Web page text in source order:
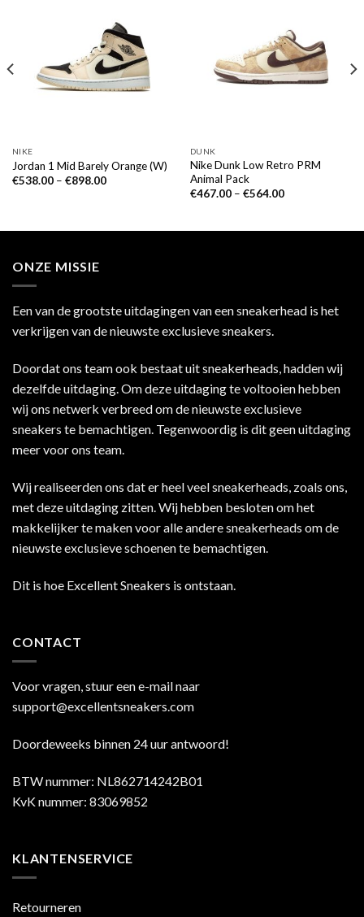
NIKE
Jordan 1 Mid Barely Orange (W)
€538.00– €898.00
DUNK
Nike Dunk Low Retro PRM
Animal Pack
€467.00– €564.00
ONZE MISSIE
Een van de grootste uitdagingen van een sneakerhead is het
verkrijgen van de nieuwste exclusieve sneakers.
Doordat ons team ook bestaat uit sneakerheads, hadden wij
dezelfde uitdaging. Om deze uitdaging te voltooien hebben
wij ons netwerk verbreed om de nieuwste exclusieve
sneakers te bemachtigen. Tegenwoordig is dit geen uitdaging
meer voor ons team.
Wij realiseerden ons dat er heel veel sneakerheads, zoals ons,
met deze uitdaging zitten. Wij hebben besloten om het
makkelijker te maken voor alle andere sneakerheads om de
nieuwste exclusieve schoenen te bemachtigen.
Dit is hoe Excellent Sneakers is ontstaan.
CONTACT
Voor vragen, stuur een e-mail naar
support@excellentsneakers.com
Doordeweeks binnen 24 uur antwoord!
BTW nummer: NL862714242B01
KvK nummer: 83069852
KLANTENSERVICE
Retourneren